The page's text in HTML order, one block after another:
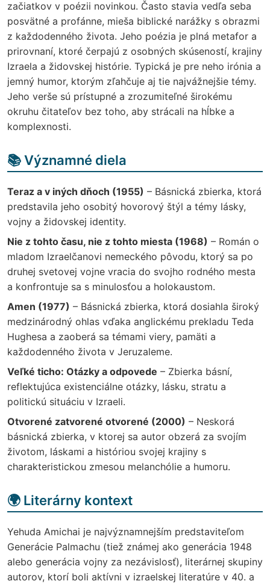
začiatkov v poézii novinkou. Často stavia vedľa seba
posvätné a profánne, mieša biblické narážky s obrazmi
z každodenného života. Jeho poézia je plná metafor a
prirovnaní, ktoré čerpajú z osobných skúseností, krajiny
Izraela a židovskej histórie. Typická je pre neho irónia a
jemný humor, ktorým zľahčuje aj tie najvážnejšie témy.
Jeho verše sú prístupné a zrozumiteľné širokému
okruhu čitateľov bez toho, aby strácali na hĺbke a
komplexnosti.
📚 Významné diela
Teraz a v iných dňoch (1955) – Básnická zbierka, ktorá
predstavila jeho osobitý hovorový štýl a témy lásky,
vojny a židovskej identity.
Nie z tohto času, nie z tohto miesta (1968) – Román o
mladom Izraelčanovi nemeckého pôvodu, ktorý sa po
druhej svetovej vojne vracia do svojho rodného mesta
a konfrontuje sa s minulosťou a holokaustom.
Amen (1977) – Básnická zbierka, ktorá dosiahla široký
medzinárodný ohlas vďaka anglickému prekladu Teda
Hughesa a zaoberá sa témami viery, pamäti a
každodenného života v Jeruzaleme.
Veľké ticho: Otázky a odpovede – Zbierka básní,
reflektujúca existenciálne otázky, lásku, stratu a
politickú situáciu v Izraeli.
Otvorené zatvorené otvorené (2000) – Neskorá
básnická zbierka, v ktorej sa autor obzerá za svojím
životom, láskami a históriou svojej krajiny s
charakteristickou zmesou melanchólie a humoru.
🌍 Literárny kontext
Yehuda Amichai je najvýznamnejším predstaviteľom
Generácie Palmachu (tiež známej ako generácia 1948
alebo generácia vojny za nezávislosť), literárnej skupiny
autorov, ktorí boli aktívni v izraelskej literatúre v 40. a